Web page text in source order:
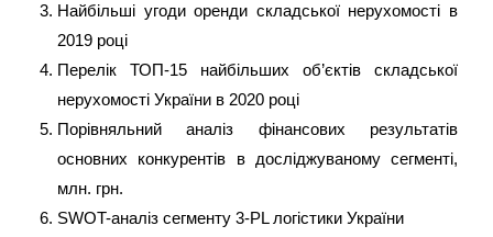
Найбільші угоди оренди складської нерухомості в
2019 році
Перелік ТОП-15 найбільших об’єктів складської
нерухомості України в 2020 році
Порівняльний аналіз фінансових результатів
основних конкурентів в досліджуваному сегменті,
млн. грн.
SWOT-аналіз сегменту 3-PL логістики України